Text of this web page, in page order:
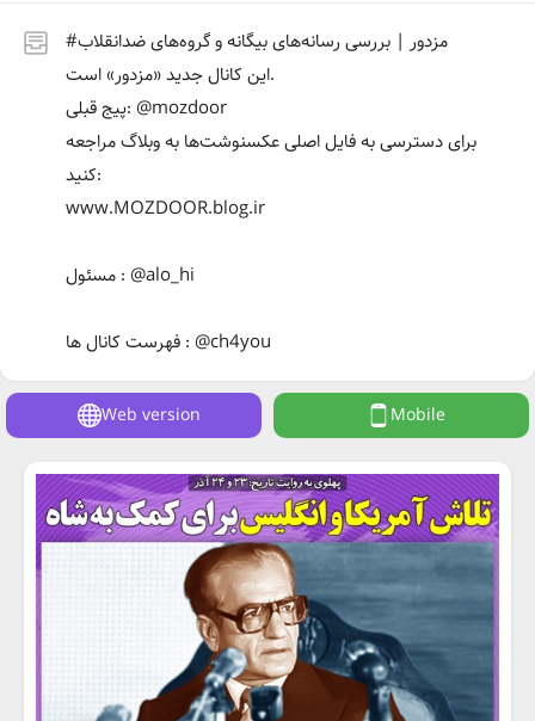
#مزدور | بررسی رسانه‌های بیگانه و گروه‌های ضدانقلاب
این کانال جدید «مزدور» است.
پیج قبلی: @mozdoor
برای دسترسی به فایل اصلی عکسنوشت‌ها به وبلاگ مراجعه
کنید:
www.MOZDOOR.blog.ir
مسئول : @alo_hi
فهرست کانال ها : @ch4you
Web version Mobile